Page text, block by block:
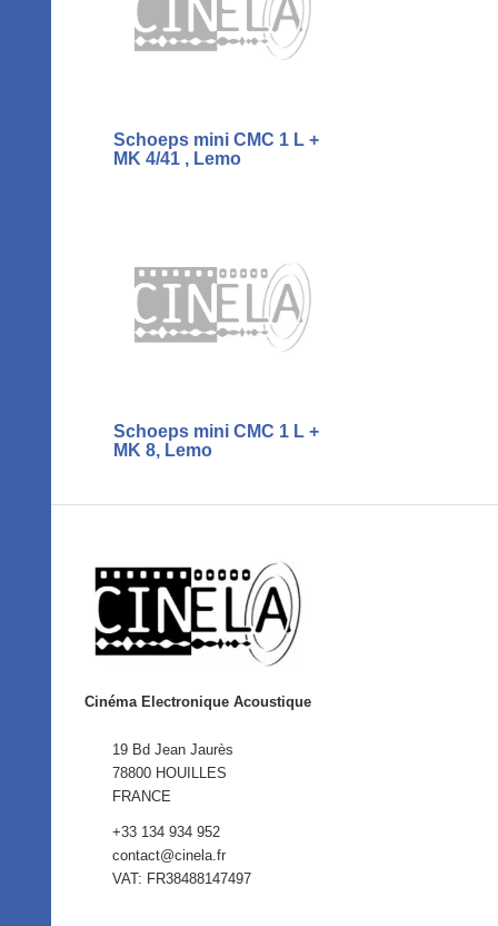
Schoeps mini CMC 1 L +
MK 4/41 , Lemo
Schoeps mini CMC 1 L +
MK 8, Lemo
Cinéma Electronique Acoustique
19 Bd Jean Jaurès
78800 HOUILLES
FRANCE
+33 134 934 952
contact@cinela.fr
VAT: FR38488147497